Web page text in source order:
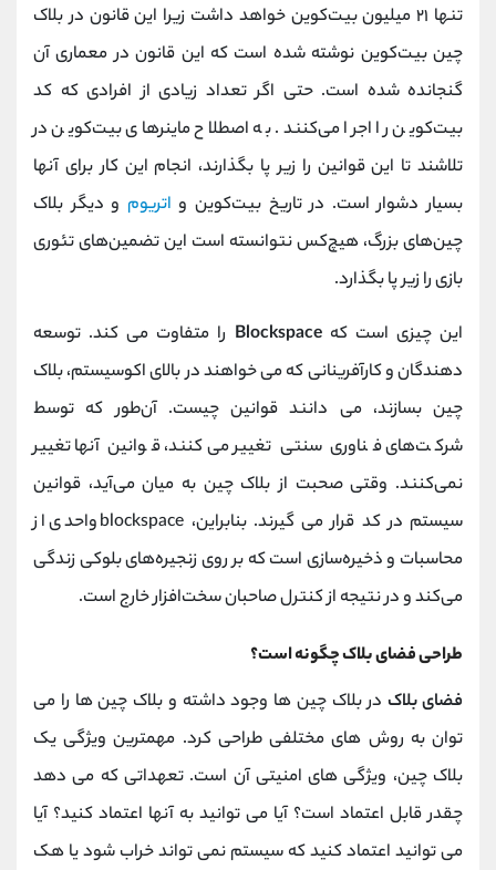
تنها ۲۱ میلیون بیت‌کوین خواهد داشت زیرا این قانون در بلاک
چین بیت‌کوین نوشته شده است که این قانون در معماری آن
گنجانده شده است. حتی اگر تعداد زیادی از افرادی که کد
بیت‌کوین را اجرا می‌کنند. به اصطلاح ماینرهای بیت‌کوین در
تلاشند تا این قوانین را زیر پا بگذارند، انجام این کار برای آنها
بسیار دشوار است. در تاریخ بیت‌کوین و اتریوم و دیگر بلاک
چین‌های بزرگ، هیچ‌کس نتوانسته است این تضمین‌های تئوری
بازی را زیر پا بگذارد.
این چیزی است کهBlockspace را متفاوت می کند. توسعه
دهندگان و کارآفرینانی که می خواهند در بالای اکوسیستم، بلاک
چین بسازند، می دانند قوانین چیست. آن‌طور که توسط
شرکت‌های فناوری سنتی تغییر می‌کنند، قوانین آنها تغییر
نمی‌کنند. وقتی صحبت از بلاک چین به میان می‌آید، قوانین
سیستم در کد قرار می گیرند. بنابراین، blockspace واحدی از
محاسبات و ذخیره‌سازی است که بر روی زنجیره‌های بلوکی زندگی
می‌کند و در نتیجه از کنترل صاحبان سخت‌افزار خارج است.
طراحی فضای بلاک چگونه است؟
فضای بلاکدر بلاک چین ها وجود داشته و بلاک چین ها را می
توان به روش های مختلفی طراحی کرد. مهمترین ویژگی یک
بلاک چین، ویژگی های امنیتی آن است. تعهداتی که می دهد
چقدر قابل اعتماد است؟ آیا می توانید به آنها اعتماد کنید؟ آیا
می توانید اعتماد کنید که سیستم نمی تواند خراب شود یا هک